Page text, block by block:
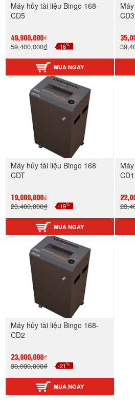
Máy hủy tài liệu Bingo 168-
CD5
49,900,000₫
59,400,000₫ -16%
MUA NGAY
CD3
Máy hủy tài liệu Bingo 168
CDT
19,000,000₫
23,400,000₫ -19%
MUA NGAY
CD1
Máy hủy tài liệu Bingo 168-
CD2
23,900,000₫
30,000,000₫ -21%
MUA NGAY